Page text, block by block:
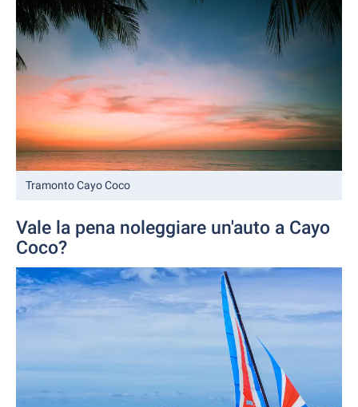
Tramonto Cayo Coco
Vale la pena noleggiare un'auto a Cayo
Coco?